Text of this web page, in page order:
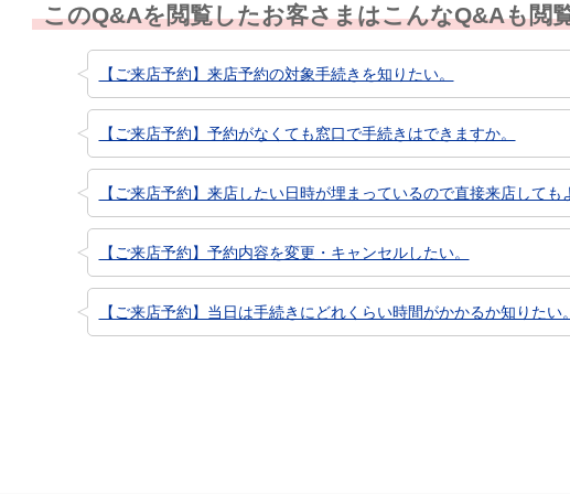
このQ&Aを閲覧したお客さまはこんなQ&Aも閲
【ご来店予約】来店予約の対象手続きを知りたい。
【ご来店予約】予約がなくても窓口で手続きはできますか。
【ご来店予約】来店したい日時が埋まっているので直接来店しても
【ご来店予約】予約内容を変更・キャンセルしたい。
【ご来店予約】当日は手続きにどれくらい時間がかかるか知りたい